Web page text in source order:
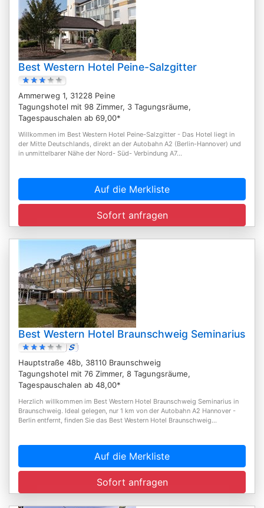
Best Western Hotel Peine-Salzgitter
Ammerweg 1, 31228 Peine
Tagungshotel mit 98 Zimmer, 3 Tagungsräume,
Tagespauschalen ab 69,00*
Willkommen im Best Western Hotel Peine-Salzgitter - Das Hotel liegt in
der Mitte Deutschlands, direkt an der Autobahn A2 (Berlin-Hannover) und
in unmittelbarer Nähe der Nord- Süd- Verbindung A7...
Auf die Merkliste
Sofort anfragen
Best Western Hotel Braunschweig Seminarius
Hauptstraße 48b, 38110 Braunschweig
Tagungshotel mit 76 Zimmer, 8 Tagungsräume,
Tagespauschalen ab 48,00*
Herzlich willkommen im Best Western Hotel Braunschweig Seminarius in
Braunschweig. Ideal gelegen, nur 1 km von der Autobahn A2 Hannover -
Berlin entfernt, finden Sie das Best Western Hotel Braunschweig...
Auf die Merkliste
Sofort anfragen